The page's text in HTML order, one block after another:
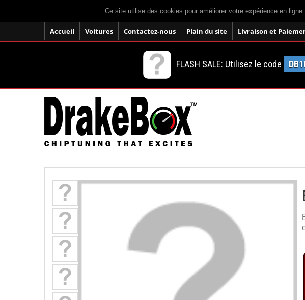
Ce site utilise des cookies pour améliorer votre expérience en
Accueil Voitures Contactez-nous Plain du site Livraison et
FLASH SALE: Utilisez le code